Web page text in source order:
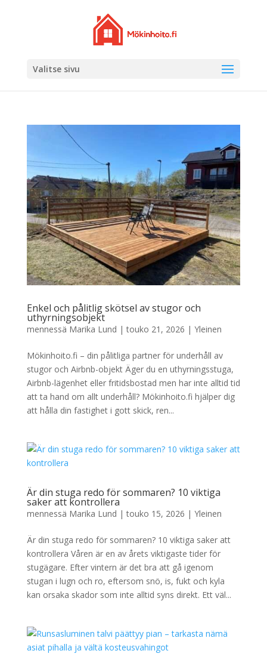
Valitse sivu
Enkel och pålitlig skötsel av stugor och
uthyrningsobjekt
mennessä Marika Lund |touko 21, 2026 | Yleinen
Mökinhoito.fi – din pålitliga partner för underhåll av
stugor och Airbnb-objekt Äger du en uthyrningsstuga,
Airbnb-lägenhet eller fritidsbostad men har inte alltid tid
att ta hand om allt underhåll? Mökinhoito.fi hjälper dig
att hålla din fastighet i gott skick, ren...
Är din stuga redo för sommaren? 10 viktiga
saker att kontrollera
mennessä Marika Lund |touko 15, 2026 | Yleinen
Är din stuga redo för sommaren? 10 viktiga saker att
kontrollera Våren är en av årets viktigaste tider för
stugägare. Efter vintern är det bra att gå igenom
stugan i lugn och ro, eftersom snö, is, fukt och kyla
kan orsaka skador som inte alltid syns direkt. Ett väl...